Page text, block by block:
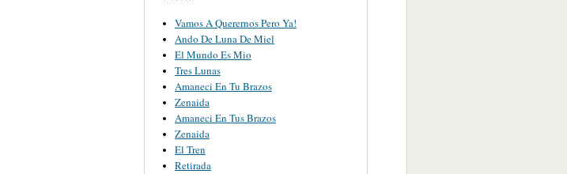
Vamos A Querernos Pero Ya!
Ando De Luna De Miel
El Mundo Es Mio
Tres Lunas
Amaneci En Tu Brazos
Zenaida
Amaneci En Tus Brazos
Zenaida
El Tren
Retirada